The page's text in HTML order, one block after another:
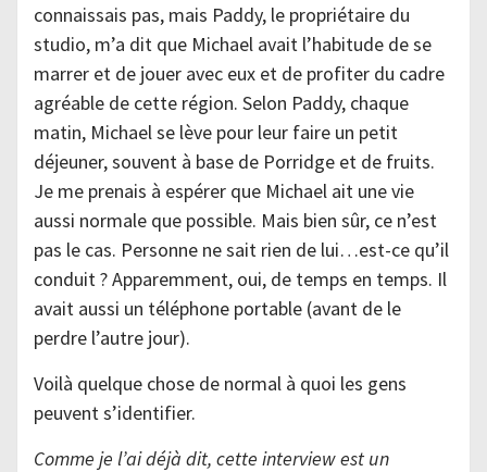
connaissais pas, mais Paddy, le propriétaire du
studio, m’a dit que Michael avait l’habitude de se
marrer et de jouer avec eux et de profiter du cadre
agréable de cette région. Selon Paddy, chaque
matin, Michael se lève pour leur faire un petit
déjeuner, souvent à base de Porridge et de fruits.
Je me prenais à espérer que Michael ait une vie
aussi normale que possible. Mais bien sûr, ce n’est
pas le cas. Personne ne sait rien de lui…est-ce qu’il
conduit ? Apparemment, oui, de temps en temps. Il
avait aussi un téléphone portable (avant de le
perdre l’autre jour).
Voilà quelque chose de normal à quoi les gens
peuvent s’identifier.
Comme je l’ai déjà dit, cette interview est un